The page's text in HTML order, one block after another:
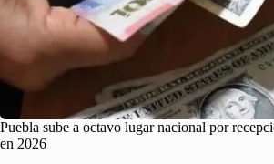
Puebla sube a octavo lugar nacional por
en 2026